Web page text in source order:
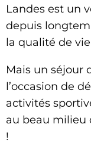
Landes est un
depuis
la qualité de
Mais un séjour
l’occasion de
activités
au beau milieu
!